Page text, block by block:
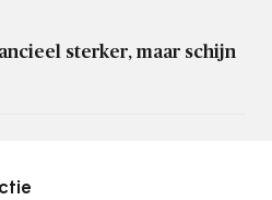
sterker, maar schijn